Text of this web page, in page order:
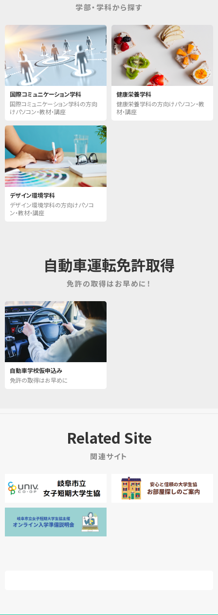
学部・学科から探す
国際コミュニケーション学科
国際コミュニケーション学科の方向
けパソコン・教材・講座
健康栄養学科
健康栄養学科の方向けパソコン・教
材・講座
デザイン環境学科
デザイン環境学科の方向けパソコ
ン・教材・講座
自動車運転免許取得
免許の取得はお早めに！
自動車学校仮申込み
免許の取得はお早めに
Related Site
関連サイト